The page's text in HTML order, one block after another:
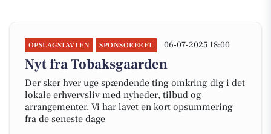
OPSLAGSTAVLEN SPONSORERET 06-07-2025 18:00
Nyt fra Tobaksgaarden
Der sker hver uge spændende ting omkring dig i det
lokale erhvervsliv med nyheder, tilbud og
arrangementer. Vi har lavet en kort opsummering
fra de seneste dage